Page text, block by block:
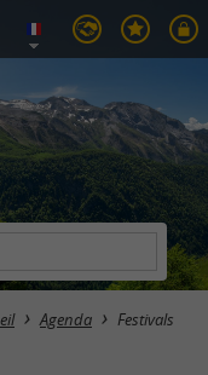
Agenda Festivals